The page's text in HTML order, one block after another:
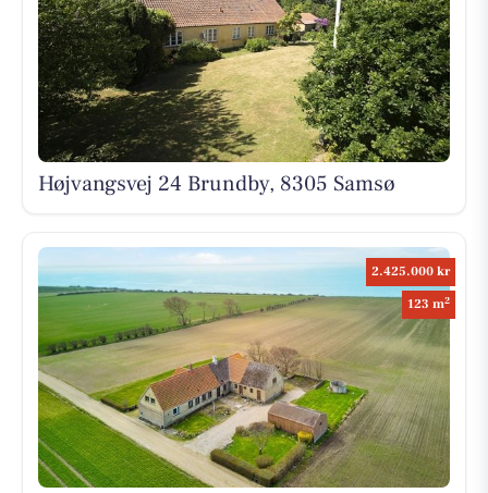
Højvangsvej 24 Brundby, 8305 Samsø
2.425.000 kr
123 m2